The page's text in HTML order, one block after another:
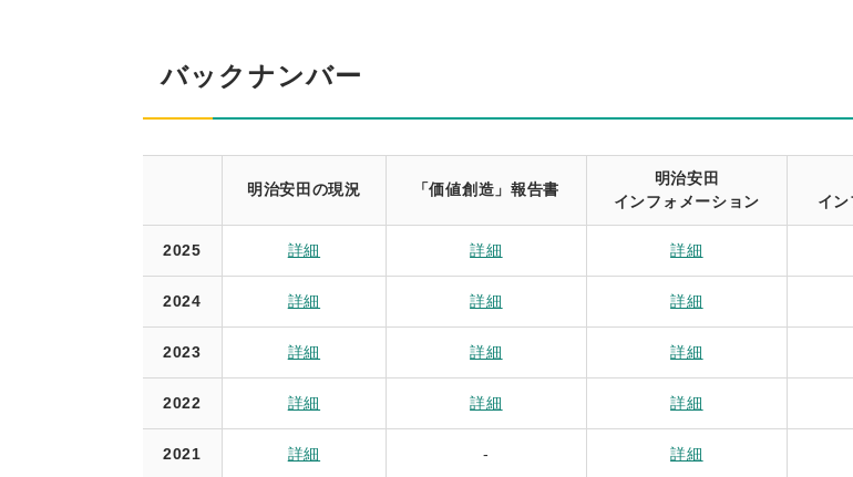
バックナンバー
明治安田の現況 「価値創造」報告書
明治安田
インフォメーション
イ
2025 詳細 詳細 詳細
2024 詳細 詳細 詳細
2023 詳細 詳細 詳細
2022 詳細 詳細 詳細
2021 詳細 - 詳細